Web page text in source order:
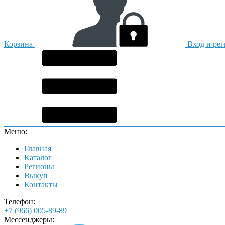
Корзина Вход и
Меню:
Главная
Каталог
Регионы
Выкуп
Контакты
Телефон:
+7 (966) 005-89-89
Мессенджеры: